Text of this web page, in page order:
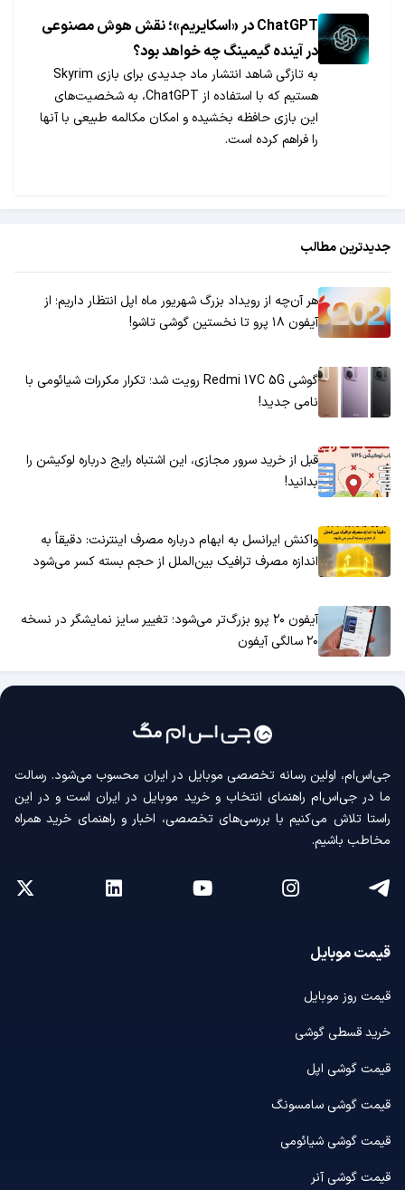
ChatGPT در «اسکایریم»؛ نقش هوش مصنوعی
در آینده گیمینگ چه خواهد بود؟
به تازگی شاهد انتشار ماد جدیدی برای بازی Skyrim
هستیم که با استفاده از ChatGPT، به شخصیت‌های
این بازی حافظه بخشیده و امکان مکالمه طبیعی با آنها
را فراهم کرده است.
جدیدترین مطالب
هر آن‌چه از رویداد بزرگ شهریور ماه اپل انتظار داریم؛ از
آیفون ۱۸ پرو تا نخستین گوشی تاشو!
گوشی Redmi 17C 5G رویت شد؛ تکرار مکررات شیائومی با
نامی جدید!
قبل از خرید سرور مجازی، این اشتباه رایج درباره لوکیشن را
بدانید!
واکنش ایرانسل به ابهام درباره مصرف اینترنت: دقیقاً به
اندازه مصرف ترافیک بین‌الملل از حجم بسته کسر می‌شود
آیفون ۲۰ پرو بزرگ‌تر می‌شود؛ تغییر سایز نمایشگر در نسخه
۲۰ سالگی آیفون
جی‌اس‌ام، اولین رسانه‌ تخصصی موبایل در ایران محسوب می‌شود. رسالت
ما در جی‌اس‌ام راهنمای انتخاب و خرید موبایل در ایران است و در این
راستا تلاش می‌کنیم با بررسی‌های تخصصی، اخبار و راهنمای خرید همراه
مخاطب باشیم.
قیمت موبایل
قیمت روز موبایل
خرید قسطی گوشی
قیمت گوشی اپل
قیمت گوشی سامسونگ
قیمت گوشی شیائومی
قیمت گوشی آنر